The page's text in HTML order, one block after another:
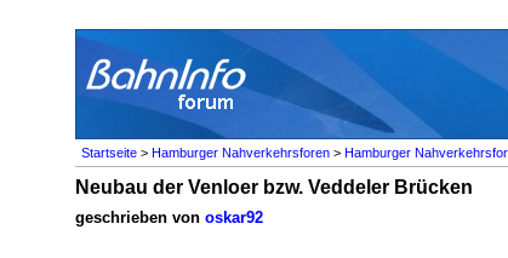
Startseite > Hamburger Nahverkehrsforen > Hamburger
Neubau der Venloer bzw. Veddeler Brücken
geschrieben von oskar92